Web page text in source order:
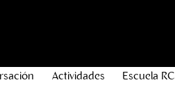
Actividades Escuela RC